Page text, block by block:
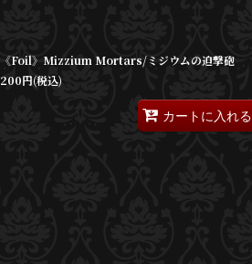
《Foil》Mizzium Mortars/ミジウムの迫撃砲
200円(税込)
カートに入れる